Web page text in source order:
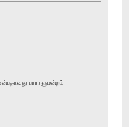
பாராளுமன்றம்